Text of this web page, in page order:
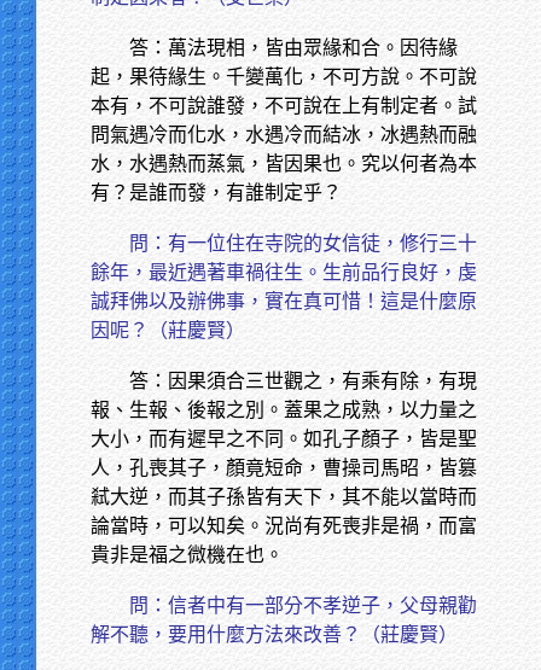
答：萬法現相，皆由眾緣和合。因待緣
起，果待緣生。千變萬化，不可方說。不可說
本有，不可說誰發，不可說在上有制定者。試
問氣遇冷而化水，水遇冷而結冰，冰遇熱而融
水，水遇熱而蒸氣，皆因果也。究以何者為本
有？是誰而發，有誰制定乎？
問：有一位住在寺院的女信徒，修行三十
餘年，最近遇著車禍往生。生前品行良好，虔
誠拜佛以及辦佛事，實在真可惜！這是什麼原
因呢？（莊慶賢）
答：因果須合三世觀之，有乘有除，有現
報、生報、後報之別。蓋果之成熟，以力量之
大小，而有遲早之不同。如孔子顏子，皆是聖
人，孔喪其子，顏竟短命，曹操司馬昭，皆篡
弒大逆，而其子孫皆有天下，其不能以當時而
論當時，可以知矣。況尚有死喪非是禍，而富
貴非是福之微機在也。
問：信者中有一部分不孝逆子，父母親勸
解不聽，要用什麼方法來改善？（莊慶賢）